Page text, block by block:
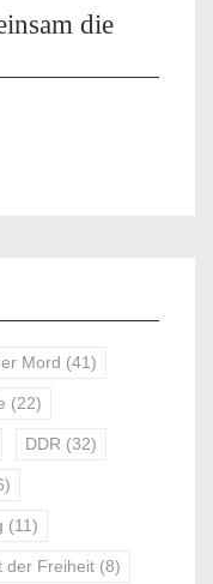
die
Mord (41)
(22)
DDR (32)
(11)
der Freiheit (8)